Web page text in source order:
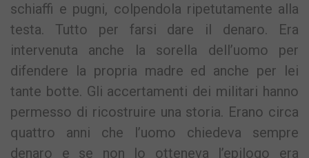
schiaffi e pugni, colpendola ripetutamente alla
testa. Tutto per farsi dare il denaro. Era
intervenuta anche la sorella dell’uomo per
difendere la propria madre ed anche per lei
tante botte. Gli accertamenti dei militari hanno
permesso di ricostruire una storia. Erano circa
quattro anni che l’uomo chiedeva sempre
denaro e se non lo otteneva l’epilogo era